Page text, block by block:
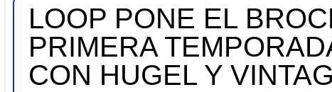
LOOP PONE EL
PRIMERA
CON HUGEL Y